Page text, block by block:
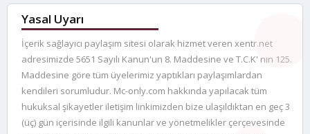
Yasal Uyarı
İçerik sağlayıcı paylaşım sitesi olarak hizmet veren xentr.net
adresimizde 5651 Sayılı Kanun'un 8. Maddesine ve T.C.K' nın 125.
Maddesine göre tüm üyelerimiz yaptıkları paylaşımlardan
kendileri sorumludur. Mc-only.com hakkında yapılacak tüm
hukuksal şikayetler iletişim linkimizden bize ulaşıldıktan en geç 3
(üç) gün içerisinde ilgili kanunlar ve yönetmelikler çerçevesinde